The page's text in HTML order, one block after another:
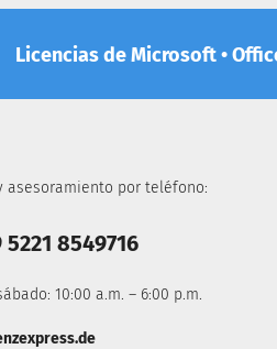
Licencias de Microsoft •
asesoramiento por teléfono:
5221 8549716
10:00 a.m. – 6:00 p.m.